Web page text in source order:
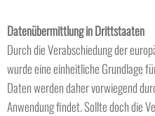
Datenübermittlung in Drittstaaten
Durch die Verabschiedung der
wurde eine einheitliche Grundlage
Daten werden daher vorwiegend
Anwendung findet. Sollte doch die